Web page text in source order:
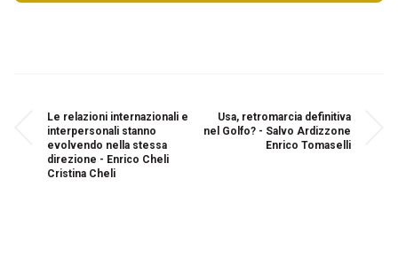
Le relazioni internazionali e
interpersonali stanno
evolvendo nella stessa
direzione - Enrico Cheli
Cristina Cheli
Usa, retromarcia definitiva
nel Golfo? - Salvo Ardizzone
Enrico Tomaselli